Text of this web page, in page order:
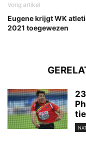
Vorig artikel
Eugene krijgt WK
2021 toegewezen